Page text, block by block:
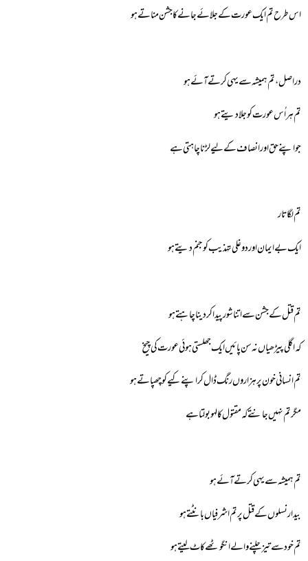
اس طرح تم ایک عورت کے جلائے جانے کا جشن مناتے ہو
دراصل، تم ہمیشہ سے یہی کرتے آئے ہو
تم ہر اُس عورت کو جلادیتے ہو
جو اپنے حق اور انصاف کے لیے لڑنا چاہتی ہے
تم لگاتار
ایک بے ایمان اور دوغلی تہذیب کو جنم دیتے ہو
تم قتل کے جشن سے اتنا شور پیدا کردینا چاہتے ہو
کہ اگلی پیڑھیاں نہ سن پائیں ایک جھلستی ہوئی عورت کی چیخ
تم انسانی خون پر ہزاروں رنگ ڈال کر اپنے کیے کو چھپاتے ہو
مگر تم نہیں جانتے کہ مقتول کا لہو بولتا ہے
تم ہمیشہ سے یہی کرتے آئے ہو
بیدار نسلوں کے قتل پر تم اشرفیاں بانٹتے ہو
تم خود سے تیز چلنے والے انگوٹھے کاٹ لیتے ہو